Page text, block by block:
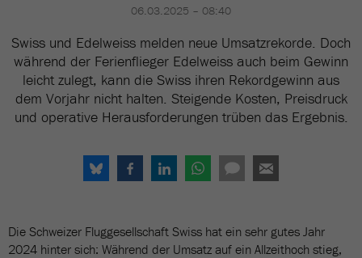
06.03.2025 – 08:40
Swiss und Edelweiss melden neue Umsatzrekorde. Doch
während der Ferienflieger Edelweiss auch beim Gewinn
leicht zulegt, kann die Swiss ihren Rekordgewinn aus
dem Vorjahr nicht halten. Steigende Kosten, Preisdruck
und operative Herausforderungen trüben das Ergebnis.
Die Schweizer Fluggesellschaft Swiss hat ein sehr gutes Jahr
2024 hinter sich: Während der Umsatz auf ein Allzeithoch stieg,